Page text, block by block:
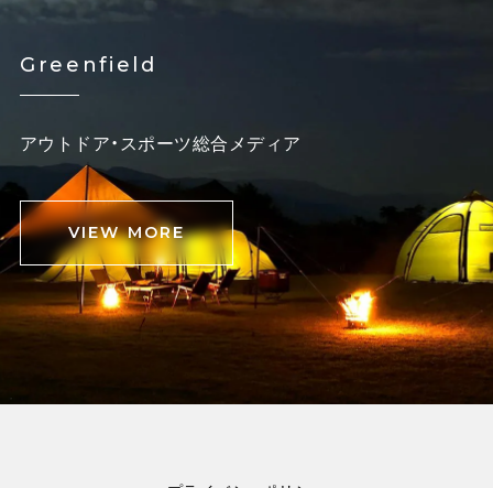
Greenfield
アウトドア・スポーツ総合メディア
VIEW MORE